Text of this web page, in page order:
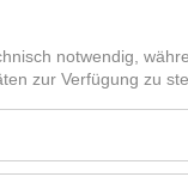
notwendig,
zur Verfügung zu